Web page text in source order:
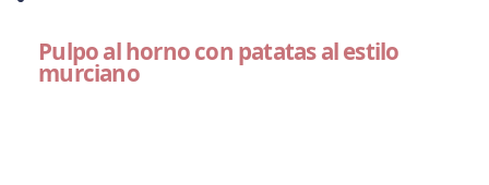
Pulpo al horno con patatas al estilo
murciano